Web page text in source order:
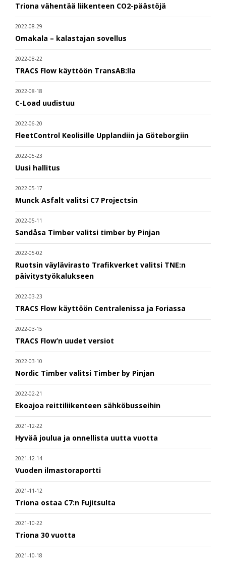
Triona vähentää liikenteen CO2-päästöjä
2022-08-29
Omakala – kalastajan sovellus
2022-08-22
TRACS Flow käyttöön TransAB:lla
2022-08-18
C-Load uudistuu
2022-06-20
FleetControl Keolisille Upplandiin ja Göteborgiin
2022-05-23
Uusi hallitus
2022-05-17
Munck Asfalt valitsi C7 Projectsin
2022-05-11
Sandåsa Timber valitsi timber by Pinjan
2022-05-02
Ruotsin väylävirasto Trafikverket valitsi TNE:n
päivitystyökalukseen
2022-03-23
TRACS Flow käyttöön Centralenissa ja Foriassa
2022-03-15
TRACS Flow’n uudet versiot
2022-03-10
Nordic Timber valitsi Timber by Pinjan
2022-02-21
Ekoajoa reittiliikenteen sähköbusseihin
2021-12-22
Hyvää joulua ja onnellista uutta vuotta
2021-12-14
Vuoden ilmastoraportti
2021-11-12
Triona ostaa C7:n Fujitsulta
2021-10-22
Triona 30 vuotta
2021-10-18